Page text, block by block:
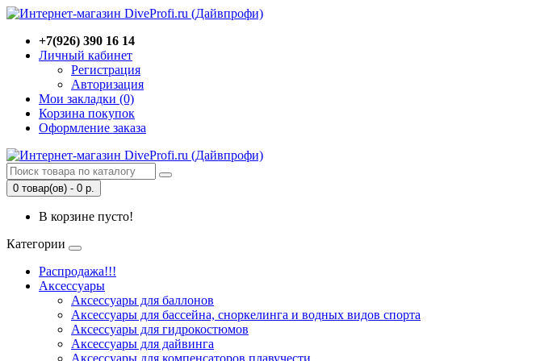
+7(926) 390 16 14
Личный кабинет
Регистрация
Авторизация
Мои закладки (0)
Корзина покупок
Оформление заказа
0 товар(ов) - 0 р.
В корзине пусто!
Категории
Распродажа!!!
Аксессуары
Аксессуары для баллонов
Аксессуары для бассейна, сноркелинга и водных видов спорта
Аксессуары для гидрокостюмов
Аксессуары для дайвинга
Аксессуары для компенсаторов плавучести